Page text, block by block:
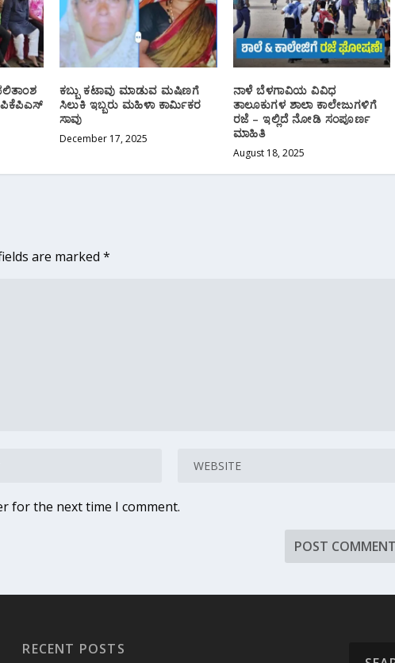
ಪಿಕೆಪಿಎಸ್
ಕಬ್ಬು ಕಟಾವು ಮಾಡುವ ಮಷಿಣಗೆ
ಸಿಲುಕಿ ಇಬ್ಬರು ಮಹಿಳಾ ಕಾರ್ಮಿಕರ
ಸಾವು
December 17, 2025
ನಾಳೆ ಬೆಳಗಾವಿಯ ವಿವಿಧ
ತಾಲೂಕುಗಳ ಶಾಲಾ ಕಾಲೇಜುಗಳಿಗೆ
ರಜೆ – ಇಲ್ಲಿದೆ ನೋಡಿ ಸಂಪೂರ್ಣ
ಮಾಹಿತಿ
August 18, 2025
are marked*
for the next time I comment.
RECENT POSTS